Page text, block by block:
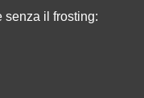
senza il frosting: